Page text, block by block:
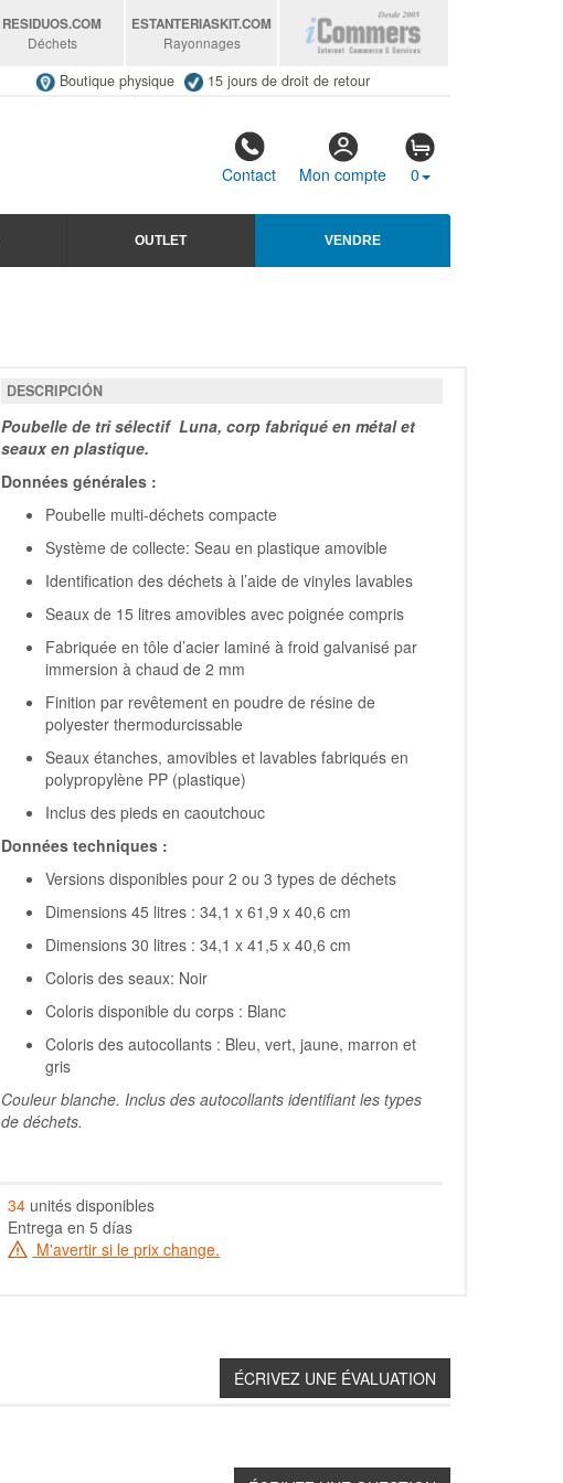
RESIDUOS.COM
Déchets
ESTANTERIASKIT.COM
Rayonnages
Boutique physique 15 jours de droit de retour
Contact Mon compte 0
OUTLET VENDRE
DESCRIPCIÓN
Poubelle de tri sélectif Luna, corp fabriqué en métal et
seaux en plastique.
Données générales :
Poubelle multi-déchets compacte
Système de collecte: Seau en plastique amovible
Identification des déchets à l’aide de vinyles lavables
Seaux de 15 litres amovibles avec poignée compris
Fabriquée en tôle d’acier laminé à froid galvanisé par
immersion à chaud de 2 mm
Finition par revêtement en poudre de résine de
polyester thermodurcissable
Seaux étanches, amovibles et lavables fabriqués en
polypropylène PP (plastique)
Inclus des pieds en caoutchouc
Données techniques :
Versions disponibles pour 2 ou 3 types de déchets
Dimensions 45 litres : 34,1 x 61,9 x 40,6 cm
Dimensions 30 litres : 34,1 x 41,5 x 40,6 cm
Coloris des seaux: Noir
Coloris disponible du corps : Blanc
Coloris des autocollants : Bleu, vert, jaune, marron et
gris
Couleur blanche. Inclus des autocollants identifiant les types
de déchets.
34 unités disponibles
Entrega en 5 días
M'avertir si le prix change.